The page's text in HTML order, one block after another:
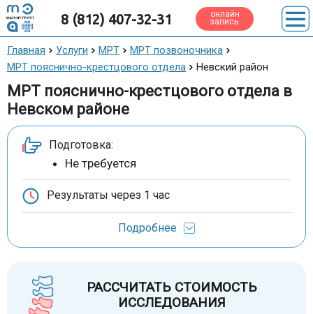
8 (812) 407-32-31 онлайн
запись
Главная Услуги МРТ
МРТ позвоночника
МРТ пояснично-крестцового отдела
Невский район
МРТ пояснично-крестцового отдела в
Невском районе
РАССЧИТАТЬ СТОИМОСТЬ
ИССЛЕДОВАНИЯ
Подготовка:
Не требуется
Результаты через 1 час
Подробнее